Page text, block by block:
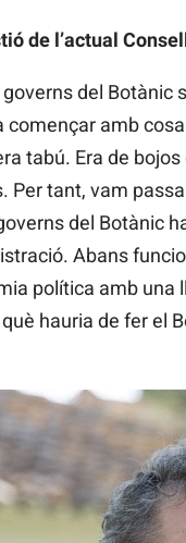
de l’actual
del Botànic
començar amb
tabú. Era de
Per tant, vam
del Botànic
Abans
política amb una
hauria de fer el